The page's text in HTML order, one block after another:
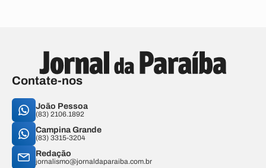
Contate-nos
João Pessoa
(83) 2106.1892
Campina Grande
(83) 3315-3204
Redação
jornalismo@jornaldaparaiba.com.br